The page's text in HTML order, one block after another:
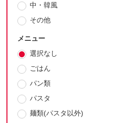
中・韓風
その他
メニュー
選択なし
ごはん
パン類
パスタ
麺類(パスタ以外)